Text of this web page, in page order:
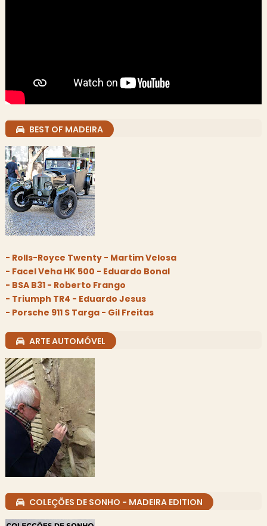
BEST OF MADEIRA
- Rolls-Royce Twenty - Martim Velosa
- Facel Veha HK 500 - Eduardo Bonal
- BSA B31 - Roberto Frango
- Triumph TR4 - Eduardo Jesus
- Porsche 911 S Targa - Gil Freitas
ARTE AUTOMÓVEL
COLEÇÕES DE SONHO - MADEIRA EDITION